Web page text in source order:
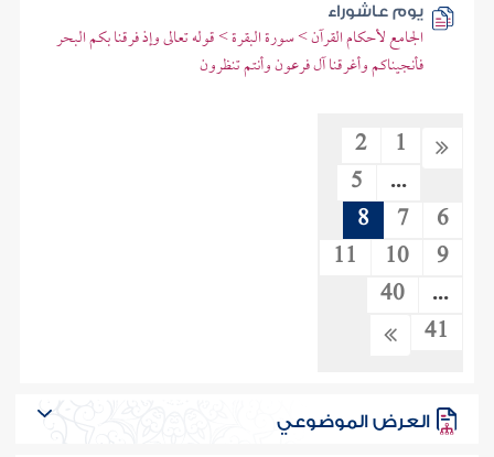
يوم عاشوراء
الجامع لأحكام القرآن > سورة البقرة > قوله تعالى وإذ فرقنا بكم البحر
فأنجيناكم وأغرقنا آل فرعون وأنتم تنظرون
1
2
...
5
6
7
8
9
10
11
...
40
41
العرض الموضوعي